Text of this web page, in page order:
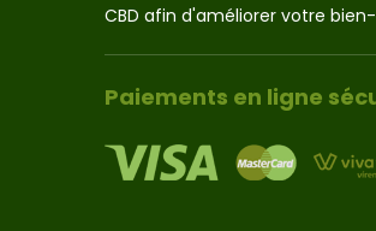
CBD afin d'améliorer votre
Paiements en ligne